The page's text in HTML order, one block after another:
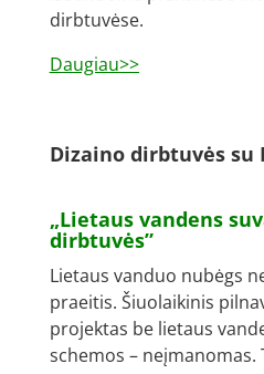
dirbtuvėse.
Daugiau>>
Dizaino dirbtuvės su
„Lietaus vandens
dirbtuvės”
Lietaus vanduo nubėgs
praeitis. Šiuolaikinis
projektas be lietaus
schemos – neįmanomas.